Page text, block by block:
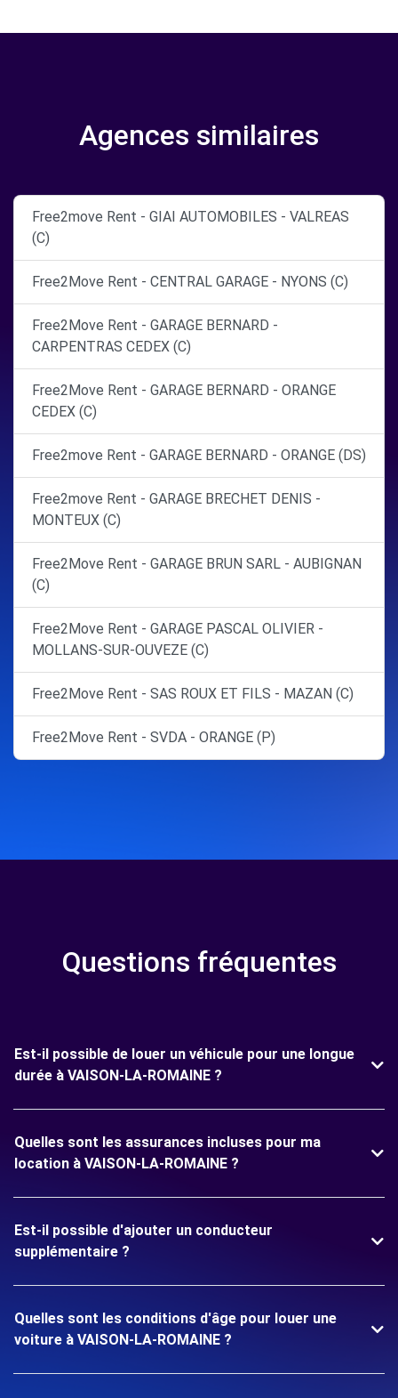
Agences similaires
Free2move Rent - GIAI AUTOMOBILES - VALREAS
(C)
Free2Move Rent - CENTRAL GARAGE - NYONS (C)
Free2Move Rent - GARAGE BERNARD -
CARPENTRAS CEDEX (C)
Free2Move Rent - GARAGE BERNARD - ORANGE
CEDEX (C)
Free2move Rent - GARAGE BERNARD - ORANGE (DS)
Free2move Rent - GARAGE BRECHET DENIS -
MONTEUX (C)
Free2Move Rent - GARAGE BRUN SARL - AUBIGNAN
(C)
Free2Move Rent - GARAGE PASCAL OLIVIER -
MOLLANS-SUR-OUVEZE (C)
Free2Move Rent - SAS ROUX ET FILS - MAZAN (C)
Free2Move Rent - SVDA - ORANGE (P)
Questions fréquentes
Est-il possible de louer un véhicule pour une longue
durée à VAISON-LA-ROMAINE ?
Quelles sont les assurances incluses pour ma
location à VAISON-LA-ROMAINE ?
Est-il possible d'ajouter un conducteur
supplémentaire ?
Quelles sont les conditions d'âge pour louer une
voiture à VAISON-LA-ROMAINE ?